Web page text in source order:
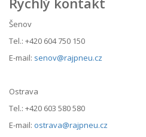
Šenov
Tel.: +420 604 750 150
E-mail: senov@rajpneu.cz
Ostrava
Tel.: +420 603 580 580
E-mail: ostrava@rajpneu.cz